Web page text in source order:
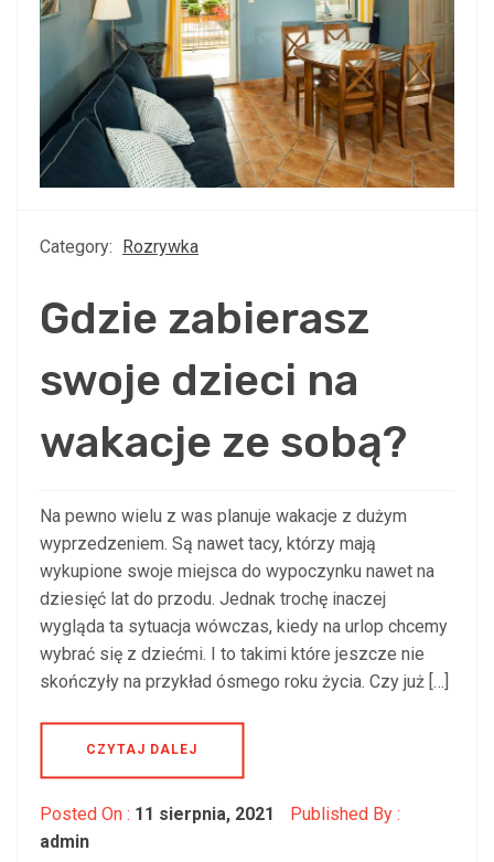
Category: Rozrywka
Gdzie zabierasz
swoje dzieci na
wakacje ze sobą?
Na pewno wielu z was planuje wakacje z dużym
wyprzedzeniem. Są nawet tacy, którzy mają
wykupione swoje miejsca do wypoczynku nawet na
dziesięć lat do przodu. Jednak trochę inaczej
wygląda ta sytuacja wówczas, kiedy na urlop chcemy
wybrać się z dziećmi. I to takimi które jeszcze nie
skończyły na przykład ósmego roku życia. Czy już […]
CZYTAJ DALEJ
Posted On : 11 sierpnia, 2021
Published By :
admin